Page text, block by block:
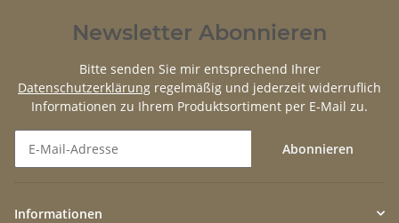
Newsletter Abonnieren
Bitte senden Sie mir entsprechend Ihrer
Datenschutzerklärung regelmäßig und jederzeit widerruflich
Informationen zu Ihrem Produktsortiment per E-Mail zu.
Abonnieren
Informationen